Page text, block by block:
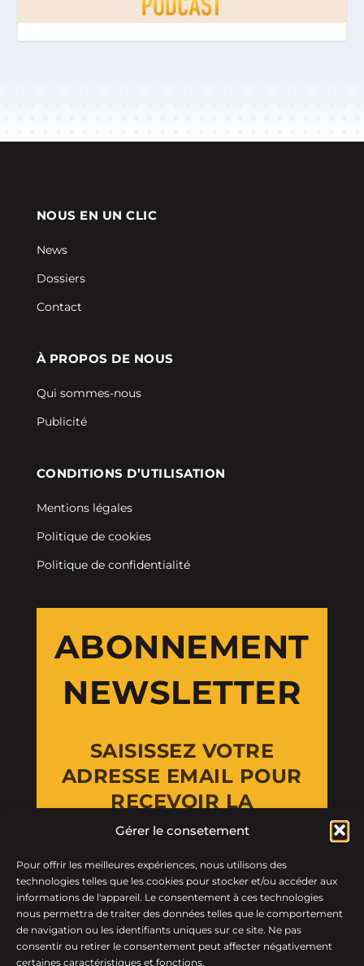
Gérer le consetement
Pour offrir les meilleures expériences, nous utilisons des
technologies telles que les cookies pour stocker et/ou accéder aux
informations de l'appareil. Le consentement à ces technologies
nous permettra de traiter des données telles que le comportement
de navigation ou les identifiants uniques sur ce site. Ne pas
consentir ou retirer le consentement peut affecter négativement
certaines caractéristiques et fonctions.
NOUS EN UN CLIC
News
Dossiers
Contact
À PROPOS DE NOUS
Qui sommes-nous
Publicité
CONDITIONS D’UTILISATION
Mentions légales
Politique de cookies
Politique de confidentialité
ABONNEMENT
NEWSLETTER
SAISISSEZ VOTRE
ADRESSE EMAIL POUR
RECEVOIR LA
NEWSLETTER
Email Address